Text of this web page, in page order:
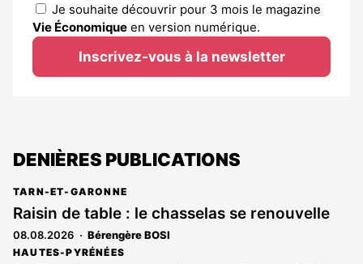
Je souhaite découvrir pour 3 mois le magazine
Vie Économique en version numérique.
Inscrivez-vous à la newsletter
DENIÈRES PUBLICATIONS
TARN-ET-GARONNE
Raisin de table : le chasselas se renouvelle
08.08.2026 Bérengère BOSI
HAUTES-PYRÉNÉES